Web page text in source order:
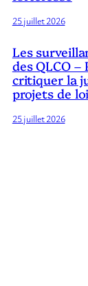
25 juillet 2026
Les
des QLCO
critiquer la
projets de
25 juillet 2026